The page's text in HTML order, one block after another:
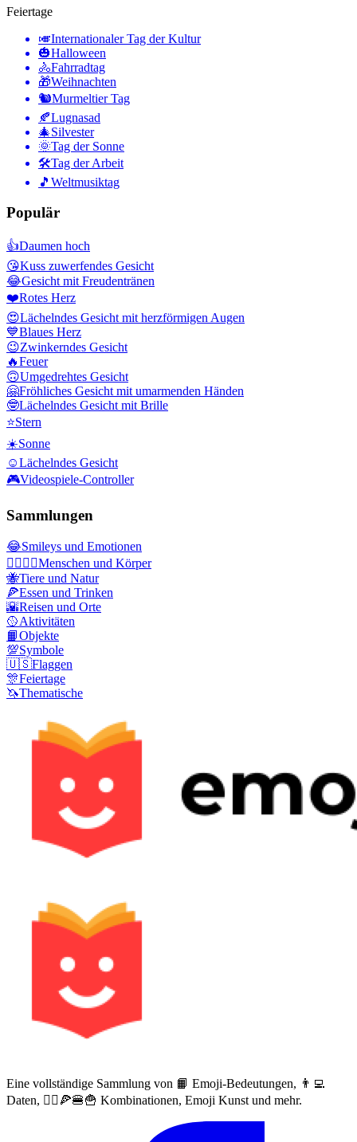
Feiertage
🎺Internationaler Tag der Kultur
🎃Halloween
🚴Fahrradtag
🎁Weihnachten
🐿Murmeltier Tag
🍂Lugnasad
🎄Silvester
🌞Tag der Sonne
🛠Tag der Arbeit
🎵 Weltmusiktag
Populär
👍Daumen hoch
😘Kuss zuwerfendes Gesicht
😂Gesicht mit Freudentränen
❤️Rotes Herz
😍Lächelndes Gesicht mit herzförmigen Augen
💙Blaues Herz
😉Zwinkerndes Gesicht
🔥Feuer
🙃Umgedrehtes Gesicht
🤗Fröhliches Gesicht mit umarmenden Händen
🤓Lächelndes Gesicht mit Brille
⭐Stern
☀️Sonne
☺️Lächelndes Gesicht
🎮Videospiele-Controller
Sammlungen
😂Smileys und Emotionen
👩‍❤️‍💋‍👨Menschen und Körper
🐝Tiere und Natur
🍕Essen und Trinken
🌇Reisen und Orte
🥎Aktivitäten
📙Objekte
💯Symbole
🇺🇸Flaggen
🎊Feiertage
🦄Thematische
Eine vollständige Sammlung von 📙 Emoji-Bedeutungen, 👨‍💻
Daten, 🙅‍♀️🍕🍔🍟 Kombinationen, Emoji Kunst und mehr.